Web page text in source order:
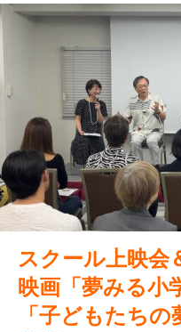
スクール上映
映画「夢みる小
「子どもたち